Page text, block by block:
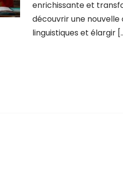
enrichissante et
découvrir une
linguistiques et élargir